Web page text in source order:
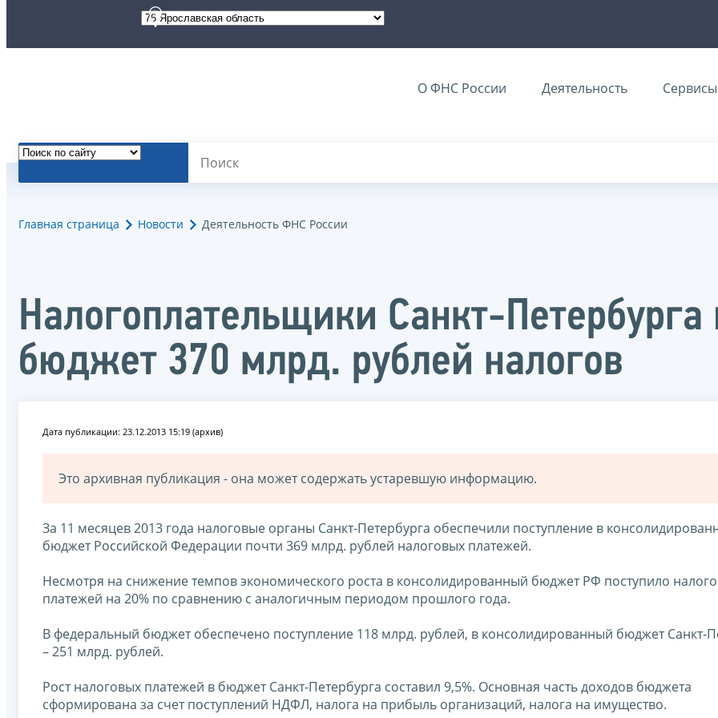
О ФНС России Деятельность Сервисы
Главная страница Новости Деятельность ФНС России
Налогоплательщики Санкт-Петербурга
бюджет 370 млрд. рублей налогов
Дата публикации: 23.12.2013 15:19 (архив)
Это архивная публикация - она может содержать устаревшую информацию.
За 11 месяцев 2013 года налоговые органы Санкт-Петербурга обеспечили поступление в
бюджет Российской Федерации почти 369 млрд. рублей налоговых платежей.
Несмотря на снижение темпов экономического роста в консолидированный бюджет РФ поступило
платежей на 20% по сравнению с аналогичным периодом прошлого года.
В федеральный бюджет обеспечено поступление 118 млрд. рублей, в консолидированный бюджет Санкт-
– 251 млрд. рублей.
Рост налоговых платежей в бюджет Санкт-Петербурга составил 9,5%. Основная часть доходов бюджета
сформирована за счет поступлений НДФЛ, налога на прибыль организаций, налога на имущество.